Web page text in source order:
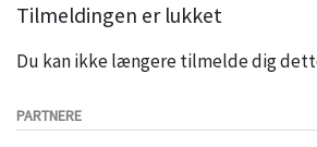
Tilmeldingen er lukket
Du kan ikke længere tilmelde dig
PARTNERE